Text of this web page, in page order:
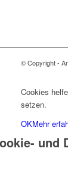
© Copyright -
Cookies
setzen.
OKMehr
und